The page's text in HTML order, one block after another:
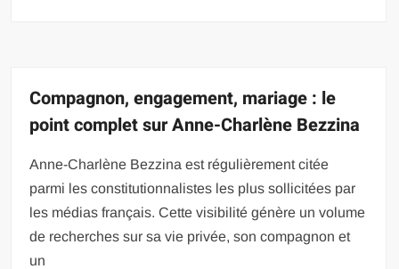
Compagnon, engagement, mariage : le
point complet sur Anne-Charlène Bezzina
Anne-Charlène Bezzina est régulièrement citée
parmi les constitutionnalistes les plus sollicitées par
les médias français. Cette visibilité génère un volume
de recherches sur sa vie privée, son compagnon et
un